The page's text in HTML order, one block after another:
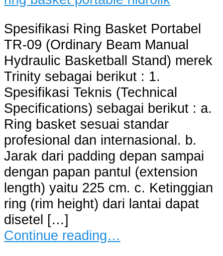
Spesifikasi Ring Basket Portabel
TR-09 (Ordinary Beam Manual
Hydraulic Basketball Stand) merek
Trinity sebagai berikut : 1.
Spesifikasi Teknis (Technical
Specifications) sebagai berikut : a.
Ring basket sesuai standar
profesional dan internasional. b.
Jarak dari padding depan sampai
dengan papan pantul (extension
length) yaitu 225 cm. c. Ketinggian
ring (rim height) dari lantai dapat
disetel […]
Continue reading…